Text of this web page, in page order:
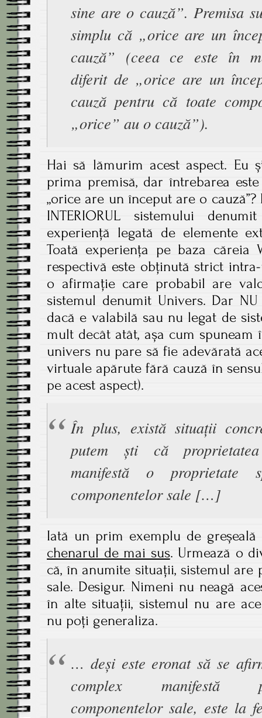
sine are o cauză”. Premisa
simplu că „orice are un
cauză” (ceea ce este în
diferit de „orice are un
cauză pentru că toate
„orice” au o cauză”).
Hai să lămurim acest aspect. Eu
prima premisă, dar întrebarea
„orice are un început are o
INTERIORUL sistemului
experiență legată de elemente
Toată experiența pe baza căreia
respectivă este obținută strict
o afirmație care probabil are
sistemul denumit Univers. Dar NU
dacă e valabilă sau nu legat de
mult decât atât, așa cum
univers nu pare să fie adevărată
virtuale apărute fără cauză în
pe acest aspect).
În plus, există situații
putem ști că
manifestă o proprietate
componentelor sale […]
Iată un prim exemplu de
chenarul de mai sus. Urmează o
că, în anumite situații, sistemul
sale. Desigur. Nimeni nu neagă
în alte situații, sistemul nu are
nu poți generaliza.
… deși este eronat să se
complex manifestă
componentelor sale, este la